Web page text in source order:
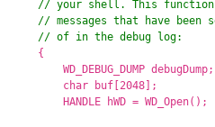
// your shell. This function
// messages that have been
// of in the debug log:
{
WD_DEBUG_DUMP debugDump;
char buf[2048];
HANDLE hWD = WD_Open();